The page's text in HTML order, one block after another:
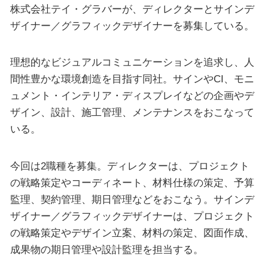
株式会社テイ・グラバーが、ディレクターとサインデ
ザイナー／グラフィックデザイナーを募集している。
理想的なビジュアルコミュニケーションを追求し、人
間性豊かな環境創造を目指す同社。サインやCI、モニ
ュメント・インテリア・ディスプレイなどの企画やデ
ザイン、設計、施工管理、メンテナンスをおこなって
いる。
今回は2職種を募集。ディレクターは、プロジェクト
の戦略策定やコーディネート、材料仕様の策定、予算
監理、契約管理、期日管理などをおこなう。サインデ
ザイナー／グラフィックデザイナーは、プロジェクト
の戦略策定やデザイン立案、材料の策定、図面作成、
成果物の期日管理や設計監理を担当する。